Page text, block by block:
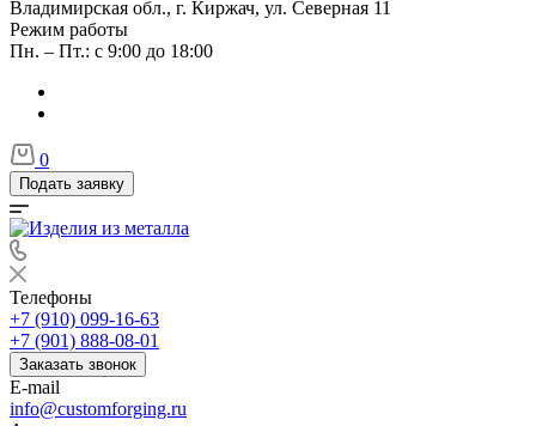
Владимирская обл., г. Киржач, ул. Северная 11
Режим работы
Пн. – Пт.: с 9:00 до 18:00
0
Подать заявку
Телефоны
+7 (910) 099-16-63
+7 (901) 888-08-01
Заказать звонок
E-mail
info@customforging.ru